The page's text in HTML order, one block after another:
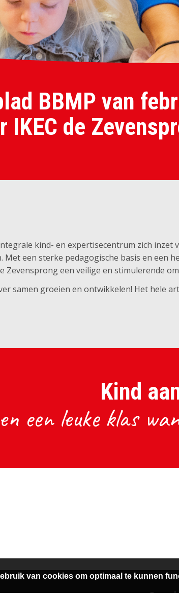
BBMP van
IKEC de
kind- en expertisecentrum zich inzet
een sterke pedagogische basis en een
Zevensprong een veilige en stimulerende
samen groeien en ontwikkelen! Het hele
Kind
een leuke klas
van cookies om optimaal te kunnen